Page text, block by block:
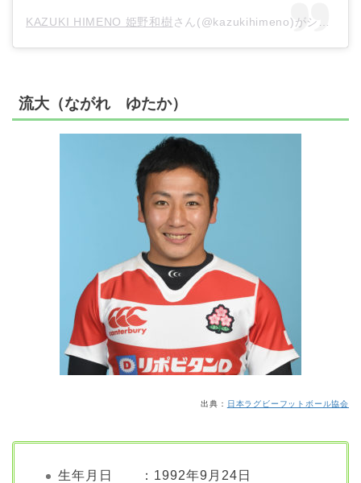
KAZUKI HIMENO 姫野和樹 さん(@kazukihimeno)がシェアした投稿 –
流大（ながれ ゆたか）
出典： 日本ラグビーフットボール協会
生年月日 ：1992年9月24日